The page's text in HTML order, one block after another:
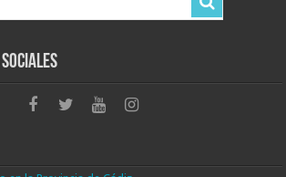
Sociales